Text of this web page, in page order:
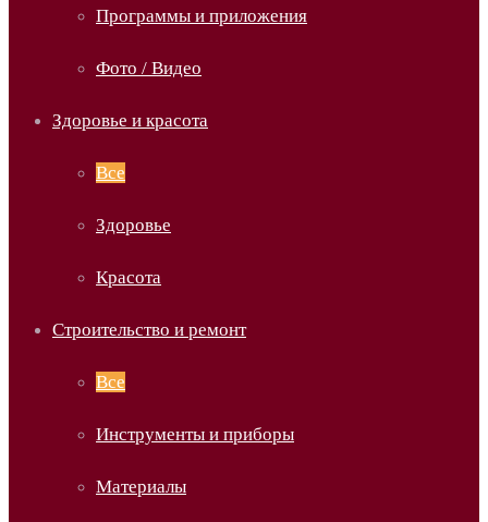
Программы и приложения
Фото / Видео
Здоровье и красота
Все
Здоровье
Красота
Строительство и ремонт
Все
Инструменты и приборы
Материалы